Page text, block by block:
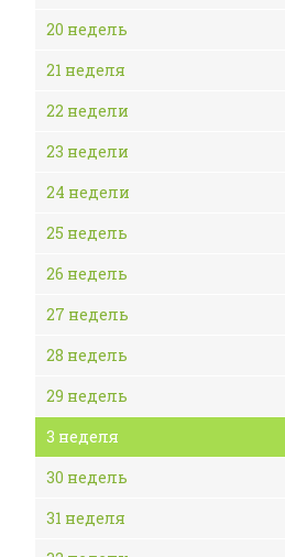
20 недель
21 неделя
22 недели
23 недели
24 недели
25 недель
26 недель
27 недель
28 недель
29 недель
3 неделя
30 недель
31 неделя